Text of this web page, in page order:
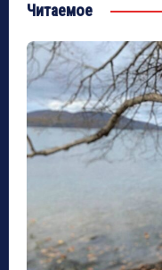
Читаемое